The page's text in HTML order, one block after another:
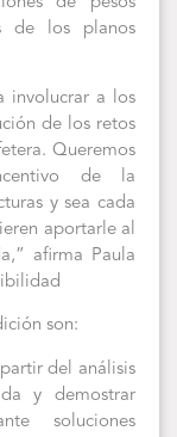
de los planos
involucrar a los
de los retos
Queremos
de la
y sea cada
aportarle al
afirma Paula
son:
del análisis
y demostrar
soluciones